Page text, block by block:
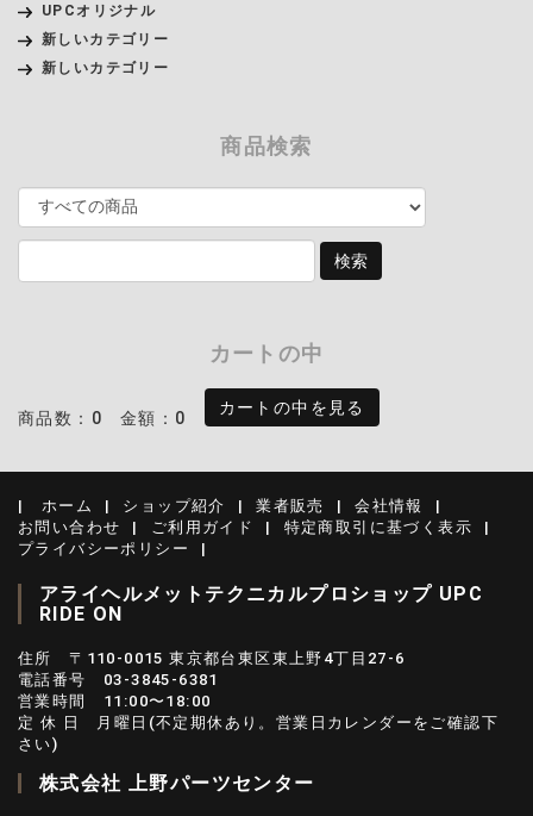
UPCオリジナル
新しいカテゴリー
新しいカテゴリー
商品検索
カートの中
商品数：0 金額：0
カートの中を見る
ホーム ショップ紹介 業者販売
会社情報
お問い合わせ
ご利用ガイド
特定商取引に基づく表示
プライバシーポリシー
アライヘルメットテクニカルプロショップ UPC
RIDE ON
住所 〒110-0015 東京都台東区東上野4丁目27-6
電話番号 03-3845-6381
営業時間 11:00〜18:00
定 休 日 月曜日(不定期休あり。営業日カレンダーをご確認下
さい)
株式会社 上野パーツセンター